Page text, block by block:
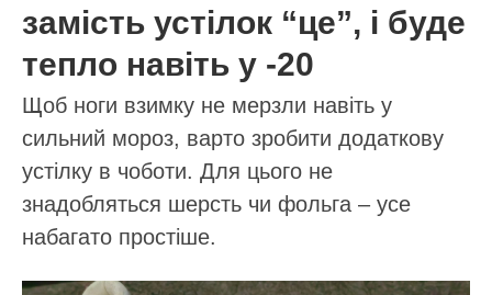
замість устілок “це”, і буде
тепло навіть у -20
Щоб ноги взимку не мерзли навіть у
сильний мороз, варто зробити додаткову
устілку в чоботи. Для цього не
знадобляться шерсть чи фольга – усе
набагато простіше.